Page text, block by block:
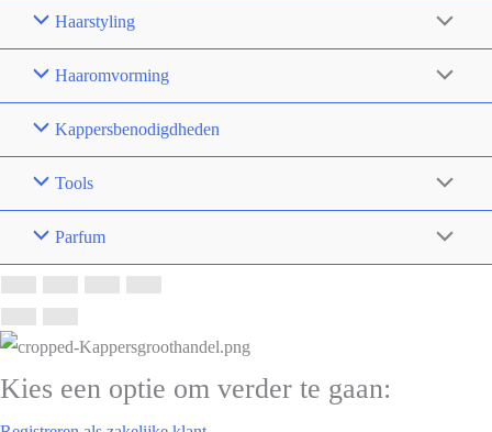
Haarstyling
Haaromvorming
Kappersbenodigdheden
Tools
Parfum
Kies een optie om verder te gaan: